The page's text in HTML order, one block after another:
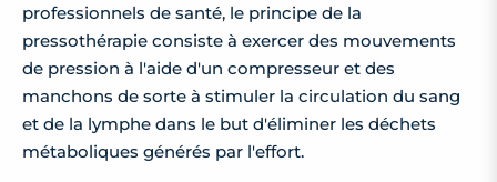
professionnels de santé, le principe de la
pressothérapie consiste à exercer des mouvements
de pression à l'aide d'un compresseur et des
manchons de sorte à stimuler la circulation du sang
et de la lymphe dans le but d'éliminer les déchets
métaboliques générés par l'effort.